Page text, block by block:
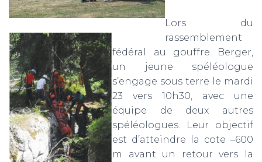
Lors du
rassemblement
fédéral au gouffre Berger,
un jeune spéléologue
s’engage sous terre le mardi
23 vers 10h30, avec une
équipe de deux autres
spéléologues. Leur objectif
est d’atteindre la cote –600
m avant un retour vers la